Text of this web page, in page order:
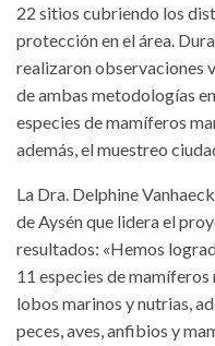
22 sitios cubriendo los
protección en el área.
realizaron observaciones
de ambas metodologías
especies de mamíferos
además, el muestreo
La Dra. Delphine
de Aysén que lidera el
resultados: «Hemos
11 especies de
lobos marinos y nutrias,
peces, aves, anfibios y